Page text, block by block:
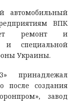
автомобильный
ВПК
ремонт и
и специальной
Украины.
принадлежал
после создания
завод